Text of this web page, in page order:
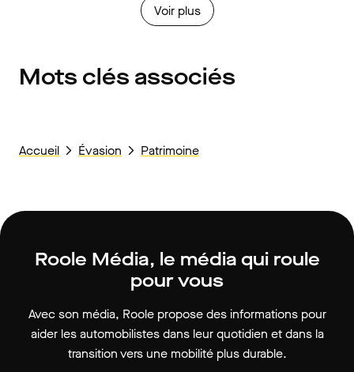
Voir plus
Mots clés associés
Accueil Évasion Patrimoine
Roole Média, le média qui roule
pour vous
Avec son média, Roole propose des informations pour
aider les automobilistes dans leur quotidien et dans la
transition vers une mobilité plus durable.